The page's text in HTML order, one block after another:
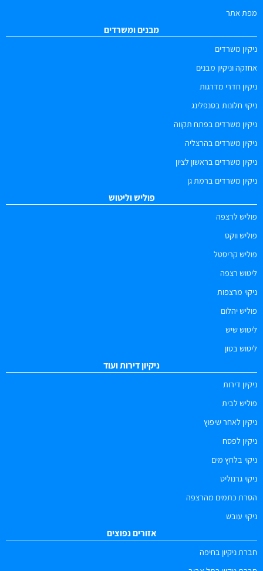
מפת אתר
מבנים ומשרדים
ניקיון משרדים
אחזקה וניקיון מבנים
ניקיון חדרי מדרגות
ניקוי חלונות בסנפלינג
ניקיון משרדים בפתח תקווה
ניקיון משרדים בהרצליה
ניקיון משרדים בראשון לציון
ניקיון משרדים ברמת גן
פוליש וליטוש
פוליש לרצפה
פוליש ווקס
פוליש קריסטל
ליטוש רצפה
ניקוי מרצפות
פוליש יהלום
ליטוש שיש
ליטוש בטון
ניקיון דירות ועוד
ניקיון דירות
פוליש לבית
ניקיון לאחר שיפוץ
ניקיון לפסח
ניקוי בלחץ מים
ניקוי גרנוליט
הסרת כתמים מהרצפה
ניקוי עובש
אזורים נפוצים
חברת ניקיון בחיפה